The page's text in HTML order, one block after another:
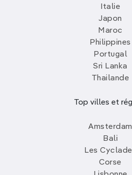
Italie
Japon
Maroc
Philippines
Portugal
Sri Lanka
Thailande
Top villes et
Amsterdam
Bali
Les
Corse